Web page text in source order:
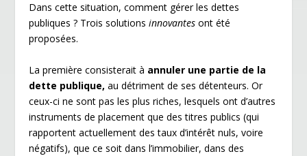
Dans cette situation, comment gérer les dettes
publiques ? Trois solutionsinnovantes ont été
proposées.
La première consisterait à annuler une partie de la
dette publique,au détriment de ses détenteurs. Or
ceux-ci ne sont pas les plus riches, lesquels ont d’autres
instruments de placement que des titres publics (qui
rapportent actuellement des taux d’intérêt nuls, voire
négatifs), que ce soit dans l’immobilier, dans des